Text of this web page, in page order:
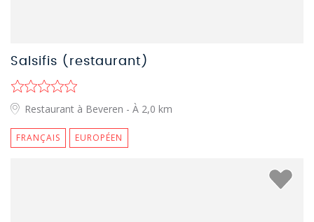
Salsifis (restaurant)
Restaurant à Beveren - À 2,0 km
FRANÇAIS EUROPÉEN